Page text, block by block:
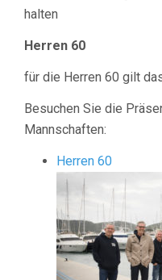
halten
Herren 60
für die Herren 60 gilt
Besuchen Sie die
Mannschaften:
Herren 60